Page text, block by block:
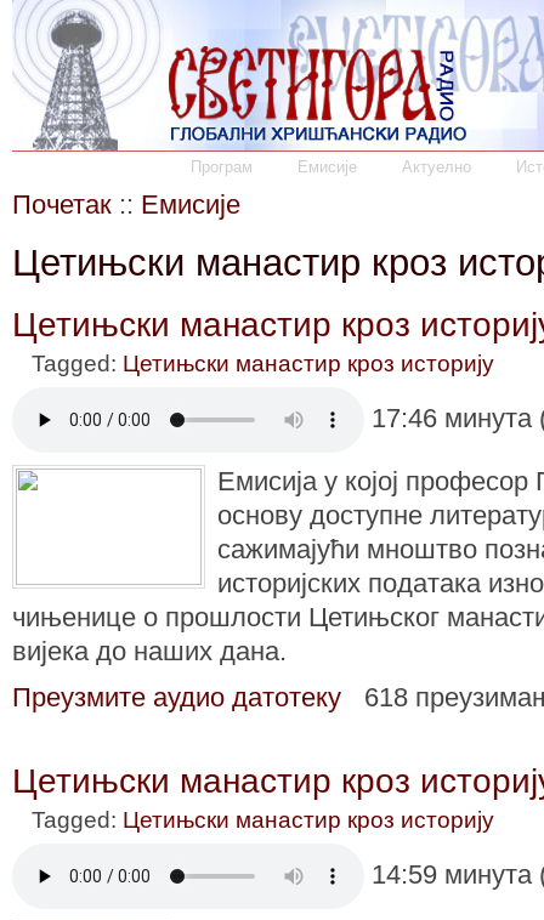
Програм Емисије Актуелно
Почетак :: Емисије
Цетињски манастир кроз
Цетињски манастир кроз
Tagged: Цетињски манастир кроз историју
17:46
Емисија у којој
основу доступне
сажимајући мноштво
историјских података
чињенице о прошлости Цетињског
вијека до наших дана.
Преузмите аудио датотеку
618
Цетињски манастир кроз
Tagged: Цетињски манастир кроз историју
14:59